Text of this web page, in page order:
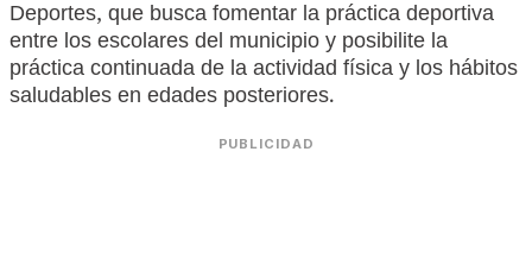
Deportes, que busca fomentar la práctica deportiva
entre los escolares del municipio y posibilite la
práctica continuada de la actividad física y los hábitos
saludables en edades posteriores.
PUBLICIDAD